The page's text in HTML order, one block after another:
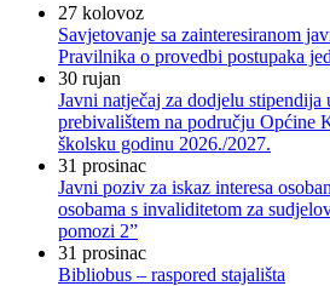
27 kolovoz
Savjetovanje sa zainteresiranom
Pravilnika o provedbi postupaka
30 rujan
Javni natječaj za dodjelu stipendija
prebivalištem na području Općine
školsku godinu 2026./2027.
31 prosinac
Javni poziv za iskaz interesa
osobama s invaliditetom za
pomozi 2”
31 prosinac
Bibliobus – raspored stajališta